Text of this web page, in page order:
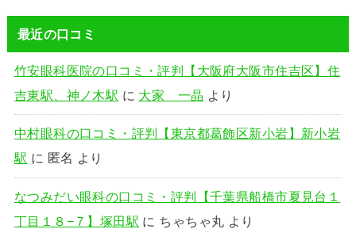
最近の口コミ
竹安眼科医院の口コミ・評判【大阪府大阪市住吉区】住
吉東駅、神ノ木駅 に 大家 一晶 より
中村眼科の口コミ・評判【東京都葛飾区新小岩】新小岩
駅 に 匿名 より
なつみだい眼科の口コミ・評判【千葉県船橋市夏見台１
丁目１８−７】塚田駅 に ちゃちゃ丸 より